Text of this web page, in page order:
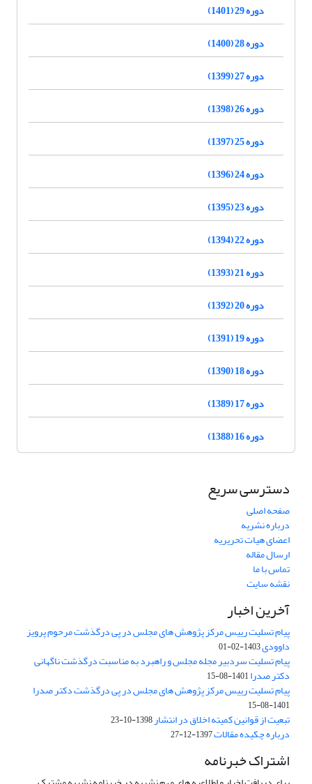
دوره 29 (1401)
دوره 28 (1400)
دوره 27 (1399)
دوره 26 (1398)
دوره 25 (1397)
دوره 24 (1396)
دوره 23 (1395)
دوره 22 (1394)
دوره 21 (1393)
دوره 20 (1392)
دوره 19 (1391)
دوره 18 (1390)
دوره 17 (1389)
دوره 16 (1388)
دسترسی سریع
صفحه اصلی
درباره نشریه
اعضای هیات تحریریه
ارسال مقاله
تماس با ما
نقشه سایت
آخرین اخبار
پیام تسلیت رییس مرکز پژوهش های مجلس در پی درگذشت مرحوم پرویز
داوودی1403-02-01
پیام تسلیت سردبیر مجله مجلس و راهبرد به مناسبت درگذشت ناگهانی
دکتر صدرا1401-08-15
پیام تسلیت رییس مرکز پژوهش های مجلس در پی درگذشت دکتر صدرا
1401-08-15
تبعیت از قوانین کمیته اخلاق در انتشار1398-10-23
درباره چکیده مقالات1397-12-27
اشتراک خبرنامه